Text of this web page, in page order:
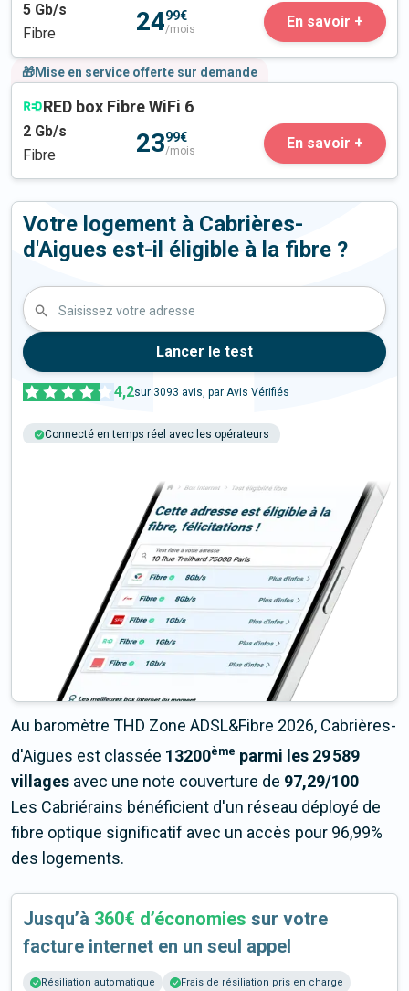
5 Gb/s
Fibre
2499€
/mois En savoir +
🎁Mise en service offerte sur demande
RED box Fibre WiFi 6
2 Gb/s
Fibre
2399€
/mois En savoir +
Votre logement à Cabrières-
d'Aigues est-il éligible à la fibre ?
Saisissez votre adresse
Lancer le test
4,2sur 3093 avis, par Avis Vérifiés
Connecté en temps réel avec les opérateurs
Au baromètre THD Zone ADSL&Fibre 2026, Cabrières-
d'Aigues est classée 13200ème parmi les 29 589
villages avec une note couverture de 97,29/100
Les Cabriérains bénéficient d'un réseau déployé de
fibre optique significatif avec un accès pour 96,99%
des logements.
Jusqu’à 360€ d’économies sur votre
facture internet en un seul appel
Résiliation automatique
Frais de résiliation pris en charge